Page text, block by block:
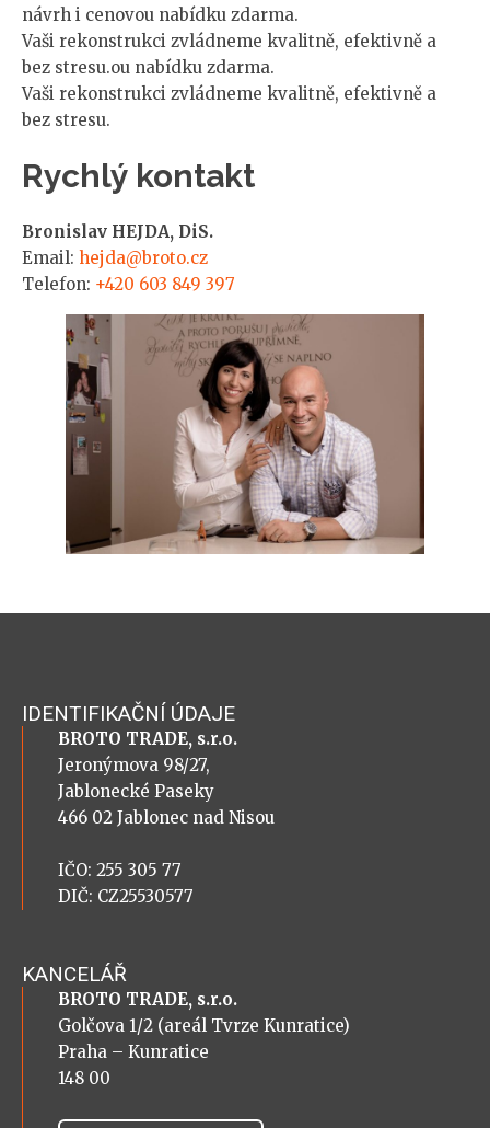
návrh i cenovou nabídku zdarma.
Vaši rekonstrukci zvládneme kvalitně, efektivně a
bez stresu.ou nabídku zdarma.
Vaši rekonstrukci zvládneme kvalitně, efektivně a
bez stresu.
Rychlý kontakt
Bronislav HEJDA, DiS.
Email: hejda@broto.cz
Telefon: +420 603 849 397
IDENTIFIKAČNÍ ÚDAJE
BROTO TRADE, s.r.o.
Jeronýmova 98/27,
Jablonecké Paseky
466 02 Jablonec nad Nisou
IČO: 255 305 77
DIČ: CZ25530577
KANCELÁŘ
BROTO TRADE, s.r.o.
Golčova 1/2 (areál Tvrze Kunratice)
Praha – Kunratice
148 00